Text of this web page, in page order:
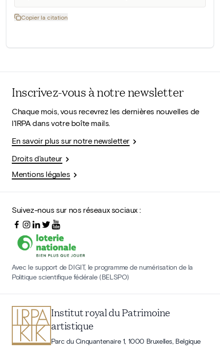
Copier la citation
Inscrivez-vous à notre newsletter
Chaque mois, vous recevrez les dernières nouvelles de
l'IRPA dans votre boîte mails.
En savoir plus sur notre newsletter
Droits d'auteur
Mentions légales
Suivez-nous sur nos réseaux sociaux :
Avec le support de DIGIT, le programme de numérisation de la
Politique scientifique fédérale (BELSPO)
Institut royal du Patrimoine
artistique
Parc du Cinquantenaire 1, 1000 Bruxelles, Belgique